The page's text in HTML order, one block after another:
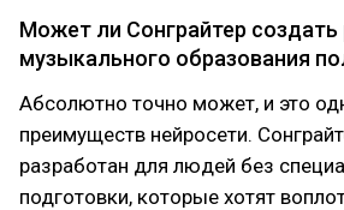
Может ли Сонграйтер создать
музыкального образования
Абсолютно точно может, и это
преимуществ нейросети.
разработан для людей без
подготовки, которые хотят